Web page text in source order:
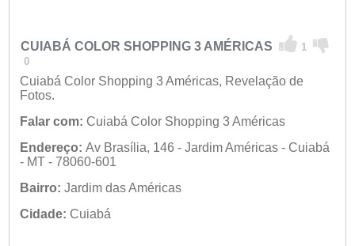
CUIABÁ COLOR SHOPPING 3 AMÉRICAS
1
0
Cuiabá Color Shopping 3 Américas, Revelação de
Fotos.
Falar com: Cuiabá Color Shopping 3 Américas
Endereço: Av Brasília, 146 - Jardim Américas - Cuiabá
- MT - 78060-601
Bairro: Jardim das Américas
Cidade: Cuiabá